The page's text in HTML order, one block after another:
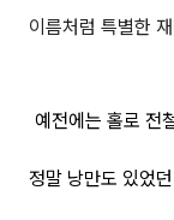
이름처럼 특별한
예전에는 홀로 전
정말 낭만도 있었